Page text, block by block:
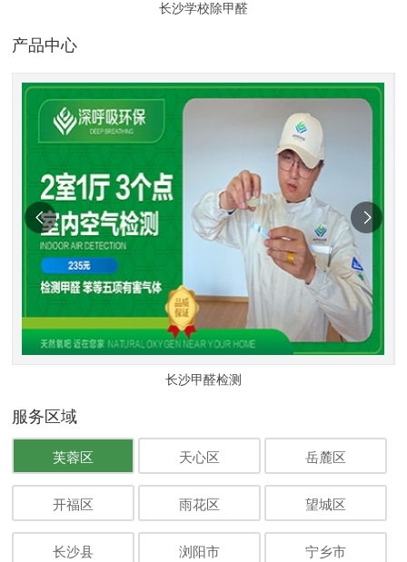
长沙学校除甲醛
产品中心
长沙甲醛检测
服务区域
芙蓉区 天心区 岳麓区
开福区 雨花区 望城区
长沙县 浏阳市 宁乡市